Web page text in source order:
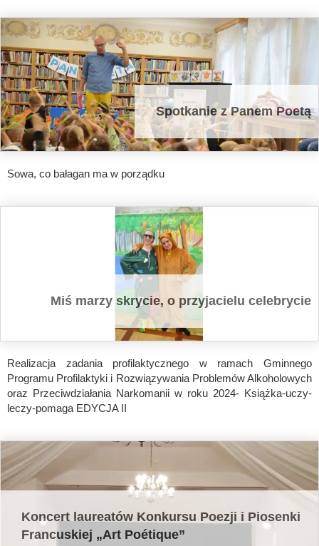
Spotkanie z Panem Poetą
Sowa, co bałagan ma w porządku
Miś marzy skrycie, o przyjacielu celebrycie
Realizacja zadania profilaktycznego w ramach Gminnego
Programu Profilaktyki i Rozwiązywania Problemów Alkoholowych
oraz Przeciwdziałania Narkomanii w roku 2024- Książka-uczy-
leczy-pomaga EDYCJA II
Koncert laureatów Konkursu Poezji i Piosenki
Francuskiej „Art Poétique”